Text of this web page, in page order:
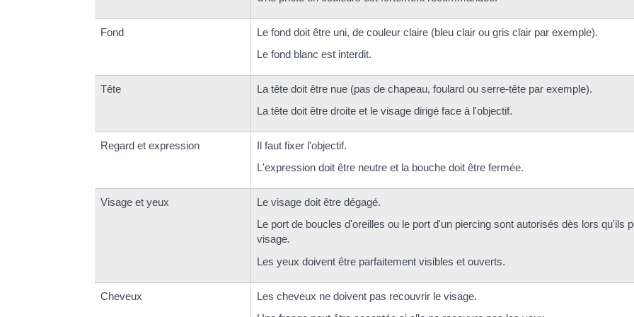
Fond
Le fond doit être uni, de couleur claire (bleu clair ou gris clair par exemple).
Le fond blanc est interdit.
Tête
La tête doit être nue (pas de chapeau, foulard ou serre-tête par exemple).
La tête doit être droite et le visage dirigé face à l'objectif.
Regard et expression
Il faut fixer l'objectif.
L'expression doit être neutre et la bouche doit être fermée.
Visage et yeux
Le visage doit être dégagé.
Le port de boucles d'oreilles ou le port d'un piercing sont autorisés dès lors qu'ils
visage.
Les yeux doivent être parfaitement visibles et ouverts.
Cheveux
Les cheveux ne doivent pas recouvrir le visage.